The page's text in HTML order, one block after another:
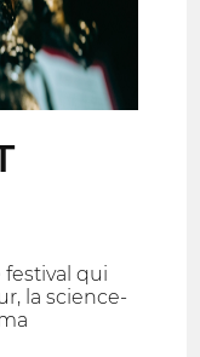
festival qui
la science-